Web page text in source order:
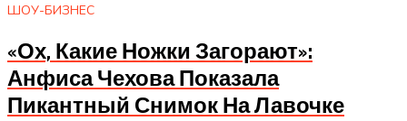
ШОУ-БИЗНЕС
«Ох, Какие Ножки Загорают»:
Анфиса Чехова Показала
Пикантный Снимок На Лавочке